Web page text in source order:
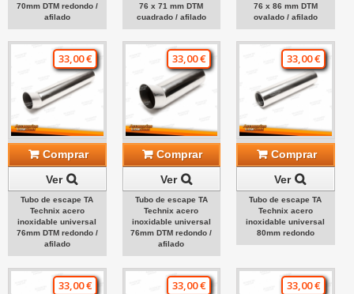
70mm DTM redondo /
afilado
76 x 71 mm DTM
cuadrado / afilado
76 x 86 mm DTM
ovalado / afilado
33,00 €
Comprar
Ver
Tubo de escape TA
Technix acero
inoxidable universal
76mm DTM redondo /
afilado
33,00 €
Comprar
Ver
Tubo de escape TA
Technix acero
inoxidable universal
76mm DTM redondo /
afilado
33,00 €
Comprar
Ver
Tubo de escape TA
Technix acero
inoxidable universal
80mm redondo
33,00 € 33,00 € 33,00 €